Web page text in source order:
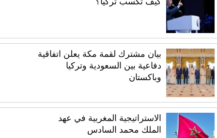
بيان مشترك لقمة مكة يعلن اتفاقية
دفاعية بين السعودية وتركيا
وباكستان
الاستراتيجية المغربية في عهد
الملك محمد السادس